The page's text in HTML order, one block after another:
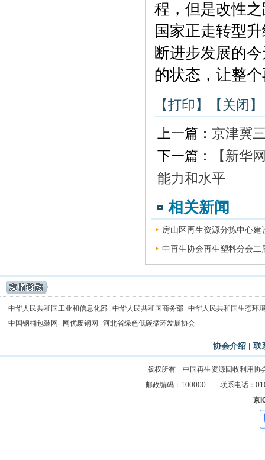
程，但是改性
国家正走转型
断进步发展的
的状态，让整
【打印】
【关闭】
上一篇： 京津冀
下一篇：
【新华
能力和水平
相关新闻
房山区再生资源分拣中心建
中再生协会再生塑料分会二
中华人民共和国工业和信息化部 中华人民共和国商务部 中华人民共和国生态环
中国钢桶包装网
网优废钢网 河北省绿色低碳循环发展协会
协会介绍 | 联
版权所有 中国再生资源回收利用
邮政编码：100000 联系电话：
京